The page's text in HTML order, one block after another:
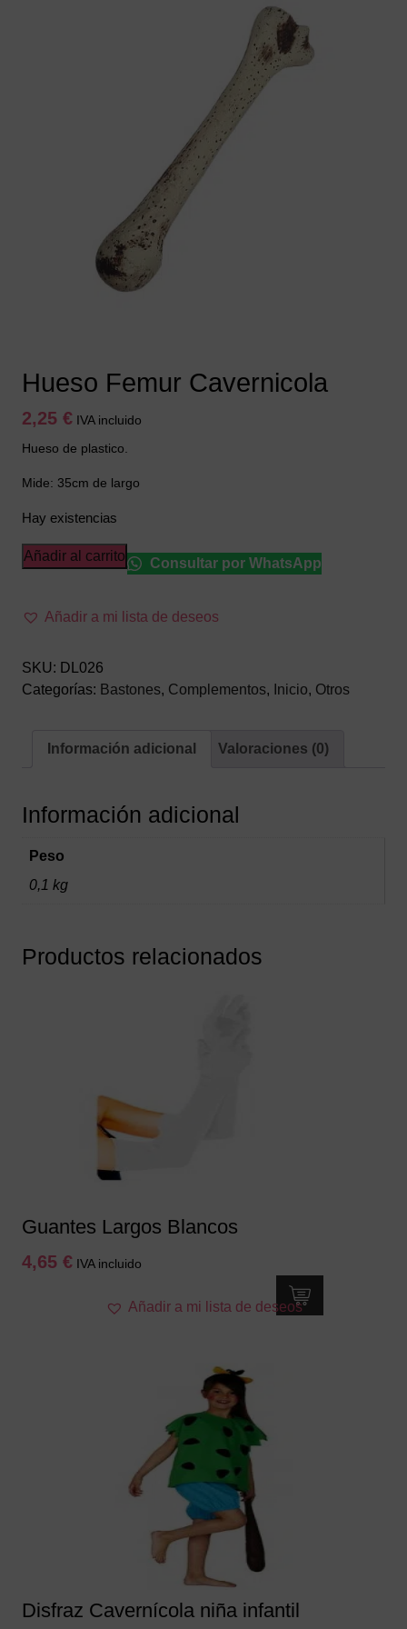
Hueso Femur Cavernicola
2,25 € IVA incluido
Hueso de plastico.
Mide: 35cm de largo
Hay existencias
Hueso
cantidad
Añadir al carrito Consultar por WhatsApp
Añadir a mi lista de deseos
SKU: DL026
Categorías: Bastones, Complementos, Inicio, Otros
Información adicional Valoraciones (0)
Información adicional
Peso
0,1 kg
Productos relacionados
Guantes Largos Blancos
4,65 € IVA incluido
Añadir a mi lista de deseos
Disfraz Cavernícola niña infantil